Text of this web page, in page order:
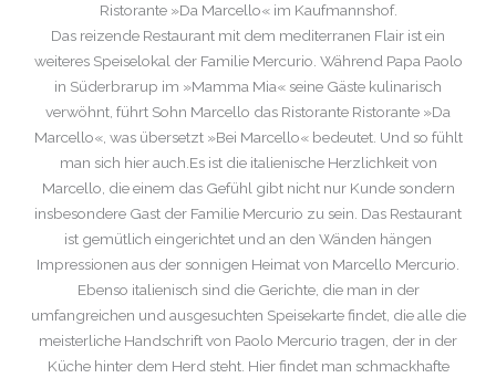
Ristorante »Da Marcello« im Kaufmannshof.
Das reizende Restaurant mit dem mediterranen Flair ist ein
weiteres Speiselokal der Familie Mercurio. Während Papa Paolo
in Süderbrarup im »Mamma Mia« seine Gäste kulinarisch
verwöhnt, führt Sohn Marcello das Ristorante Ristorante »Da
Marcello«, was übersetzt »Bei Marcello« bedeutet. Und so fühlt
man sich hier auch.Es ist die italienische Herzlichkeit von
Marcello, die einem das Gefühl gibt nicht nur Kunde sondern
insbesondere Gast der Familie Mercurio zu sein. Das Restaurant
ist gemütlich eingerichtet und an den Wänden hängen
Impressionen aus der sonnigen Heimat von Marcello Mercurio.
Ebenso italienisch sind die Gerichte, die man in der
umfangreichen und ausgesuchten Speisekarte findet, die alle die
meisterliche Handschrift von Paolo Mercurio tragen, der in der
Küche hinter dem Herd steht. Hier findet man schmackhafte